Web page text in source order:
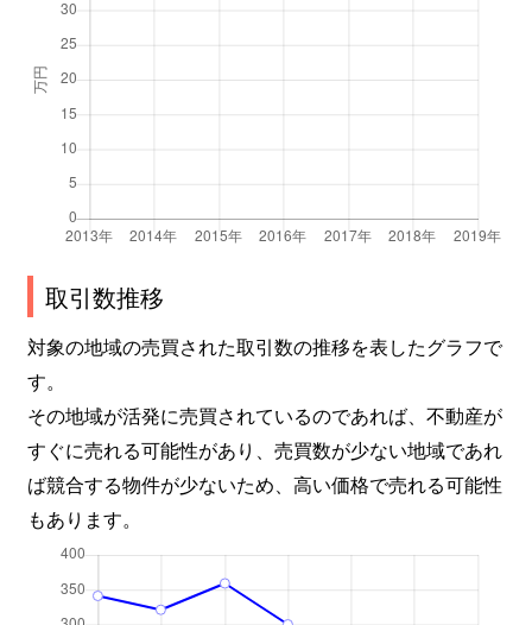
取引数推移
対象の地域の売買された取引数の推移を表したグラフで
す。
その地域が活発に売買されているのであれば、不動産が
すぐに売れる可能性があり、売買数が少ない地域であれ
ば競合する物件が少ないため、高い価格で売れる可能性
もあります。